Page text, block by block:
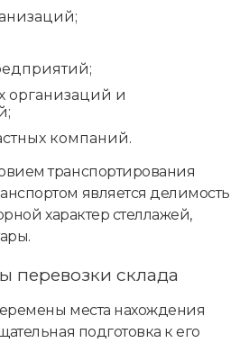
организаций и
компаний.
транспортирования
является делимость
характер стеллажей,
перевозки склада
места нахождения
подготовка к его